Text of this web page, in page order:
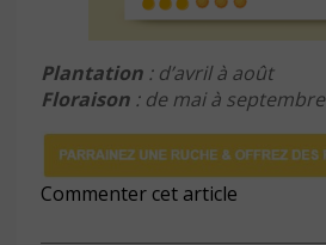
Plantation : d’avril à août
Floraison : de mai à septembre
Commenter cet article